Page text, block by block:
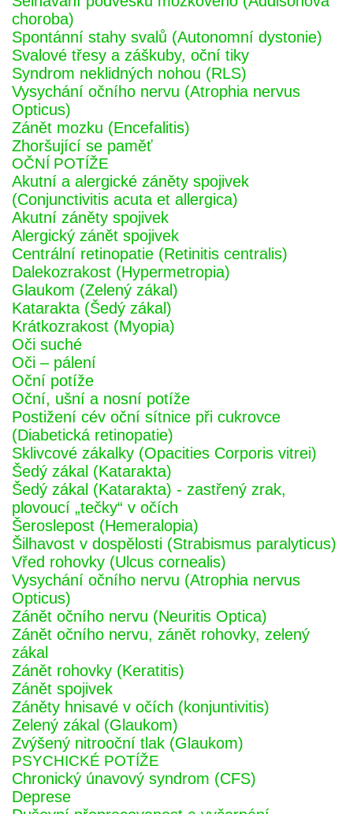
choroba)
Spontánní stahy svalů (Autonomní dystonie)
Svalové třesy a záškuby, oční tiky
Syndrom neklidných nohou (RLS)
Vysychání očního nervu (Atrophia nervus
Opticus)
Zánět mozku (Encefalitis)
Zhoršující se paměť
OČNÍ POTÍŽE
Akutní a alergické záněty spojivek
(Conjunctivitis acuta et allergica)
Akutní záněty spojivek
Alergický zánět spojivek
Centrální retinopatie (Retinitis centralis)
Dalekozrakost (Hypermetropia)
Glaukom (Zelený zákal)
Katarakta (Šedý zákal)
Krátkozrakost (Myopia)
Oči suché
Oči – pálení
Oční potíže
Oční, ušní a nosní potíže
Postižení cév oční sítnice při cukrovce
(Diabetická retinopatie)
Sklivcové zákalky (Opacities Corporis vitrei)
Šedý zákal (Katarakta)
Šedý zákal (Katarakta) - zastřený zrak,
plovoucí „tečky“ v očích
Šeroslepost (Hemeralopia)
Šilhavost v dospělosti (Strabismus paralyticus)
Vřed rohovky (Ulcus cornealis)
Vysychání očního nervu (Atrophia nervus
Opticus)
Zánět očního nervu (Neuritis Optica)
Zánět očního nervu, zánět rohovky, zelený
zákal
Zánět rohovky (Keratitis)
Zánět spojivek
Záněty hnisavé v očích (konjuntivitis)
Zelený zákal (Glaukom)
Zvýšený nitrooční tlak (Glaukom)
PSYCHICKÉ POTÍŽE
Chronický únavový syndrom (CFS)
Deprese